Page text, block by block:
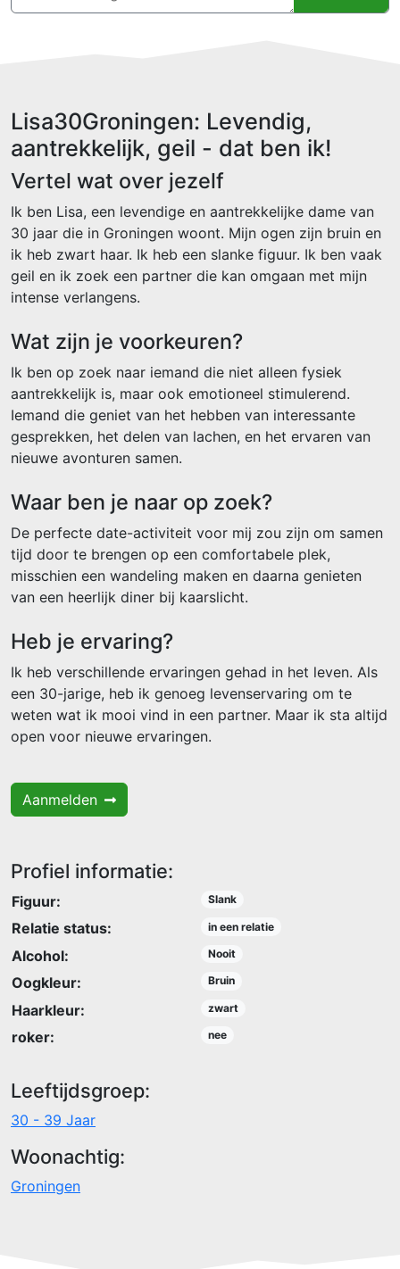
Lisa30Groningen: Levendig,
aantrekkelijk, geil - dat ben ik!
Vertel wat over jezelf
Ik ben Lisa, een levendige en aantrekkelijke dame van
30 jaar die in Groningen woont. Mijn ogen zijn bruin en
ik heb zwart haar. Ik heb een slanke figuur. Ik ben vaak
geil en ik zoek een partner die kan omgaan met mijn
intense verlangens.
Wat zijn je voorkeuren?
Ik ben op zoek naar iemand die niet alleen fysiek
aantrekkelijk is, maar ook emotioneel stimulerend.
Iemand die geniet van het hebben van interessante
gesprekken, het delen van lachen, en het ervaren van
nieuwe avonturen samen.
Waar ben je naar op zoek?
De perfecte date-activiteit voor mij zou zijn om samen
tijd door te brengen op een comfortabele plek,
misschien een wandeling maken en daarna genieten
van een heerlijk diner bij kaarslicht.
Heb je ervaring?
Ik heb verschillende ervaringen gehad in het leven. Als
een 30-jarige, heb ik genoeg levenservaring om te
weten wat ik mooi vind in een partner. Maar ik sta altijd
open voor nieuwe ervaringen.
Aanmelden
Profiel informatie:
Figuur: Slank
Relatie status: in een relatie
Alcohol: Nooit
Oogkleur: Bruin
Haarkleur: zwart
roker: nee
Leeftijdsgroep:
30 - 39 Jaar
Woonachtig:
Groningen